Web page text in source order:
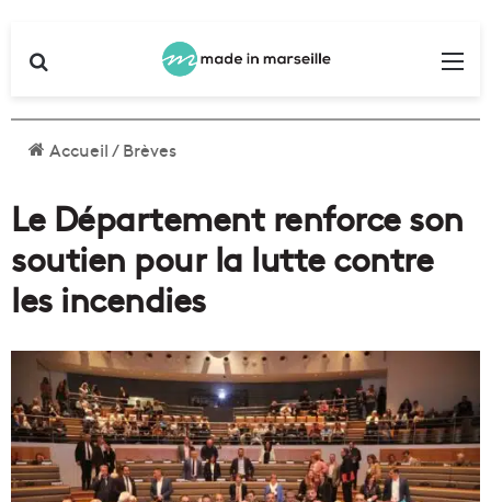
Accueil/Brèves
Le Département renforce son
soutien pour la lutte contre
les incendies